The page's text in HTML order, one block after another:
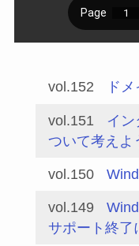
vol.152 ド
vol.151
イ
ついて考えよ
vol.150
vol.149
サポート終了